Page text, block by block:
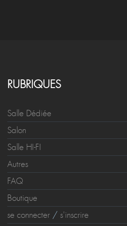
RUBRIQUES
Salle Dédiée
Salon
Salle HI-FI
Autres
FAQ
Boutique
se connecter / s'inscrire